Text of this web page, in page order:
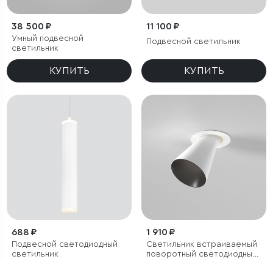
38 500 ₽
Умный подвесной
светильник
КУПИТЬ
11 100 ₽
Подвесной светильник
КУПИТЬ
688 ₽
Подвесной светодиодный
светильник
1 910 ₽
Светильник встраиваемый
поворотный светодиодный